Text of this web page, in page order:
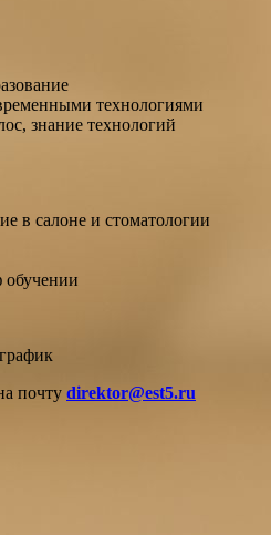
технологиями
знание технологий
в салоне и стоматологии
почту direktor@est5.ru